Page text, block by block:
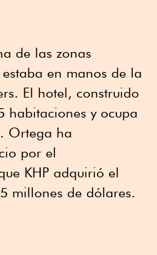
de las zonas
en manos de la
El hotel, construido
habitaciones y ocupa
Ortega ha
por el
KHP adquirió el
millones de dólares.